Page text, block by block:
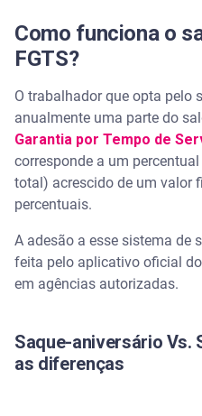
5. Realizar pequenos
6. Antecipar o próprio
6. Antecipar o próprio
Quais as novas regras
FGTS?
no Serasa Crédito?
Avalie ofertas de
Serasa Crédito
Perguntas frequentes
FGTS
Como funciona o
FGTS?
O trabalhador que opta pelo
anualmente uma parte do
Garantia por Tempo de
corresponde a um
total) acrescido de um valor
percentuais.
A adesão a esse sistema de
feita pelo aplicativo oficial do
em agências autorizadas.
Saque-aniversário Vs.
as diferenças